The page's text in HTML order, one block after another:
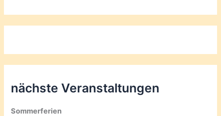
nächste Veranstaltungen
Sommerferien